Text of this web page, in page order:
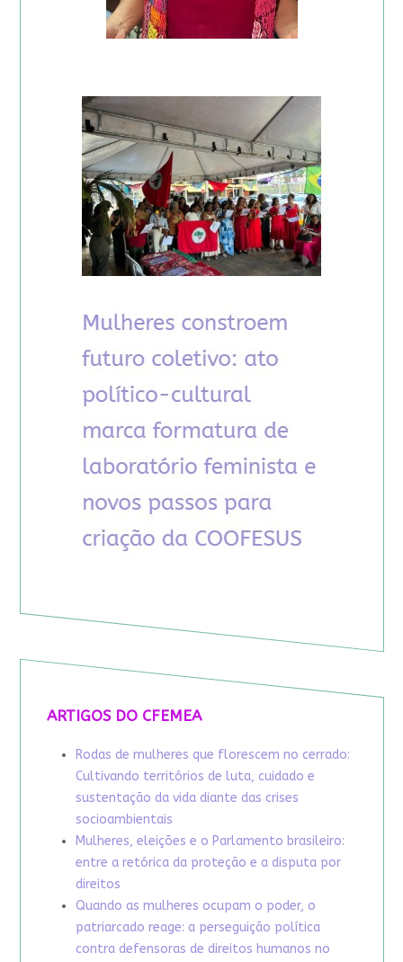
ARTIGOS DO CFEMEA
Rodas de mulheres que florescem no cerrado:
Cultivando territórios de luta, cuidado e
sustentação da vida diante das crises
socioambientais
Mulheres, eleições e o Parlamento brasileiro:
entre a retórica da proteção e a disputa por
direitos
Quando as mulheres ocupam o poder, o
patriarcado reage: a perseguição política
contra defensoras de direitos humanos no